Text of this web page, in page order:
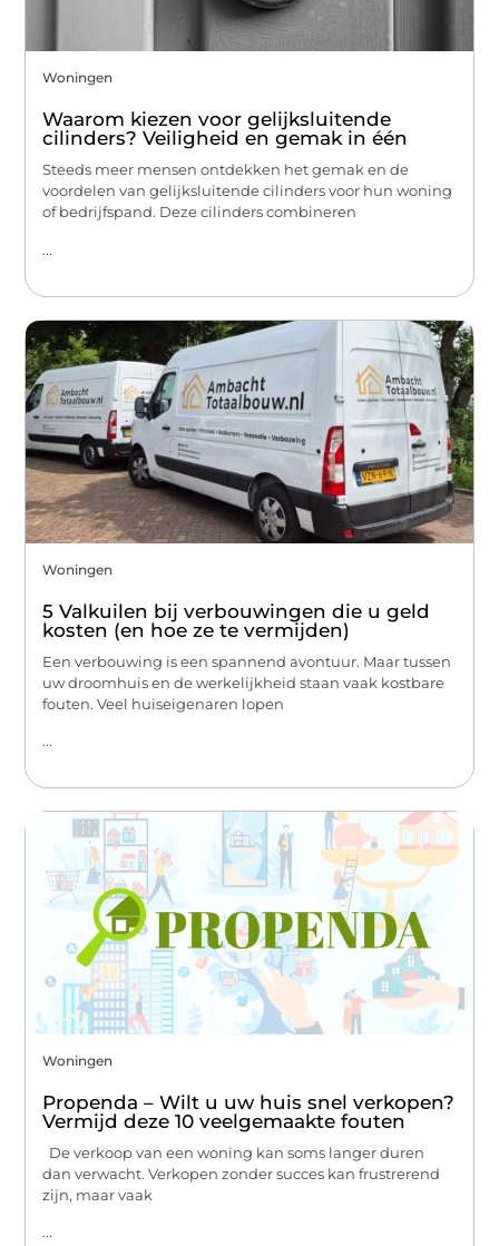
Woningen
Waarom kiezen voor gelijksluitende
cilinders? Veiligheid en gemak in één
Steeds meer mensen ontdekken het gemak en de
voordelen van gelijksluitende cilinders voor hun woning
of bedrijfspand. Deze cilinders combineren
...
Woningen
5 Valkuilen bij verbouwingen die u geld
kosten (en hoe ze te vermijden)
Een verbouwing is een spannend avontuur. Maar tussen
uw droomhuis en de werkelijkheid staan vaak kostbare
fouten. Veel huiseigenaren lopen
...
Woningen
Propenda – Wilt u uw huis snel verkopen?
Vermijd deze 10 veelgemaakte fouten
De verkoop van een woning kan soms langer duren
dan verwacht. Verkopen zonder succes kan frustrerend
zijn, maar vaak
...